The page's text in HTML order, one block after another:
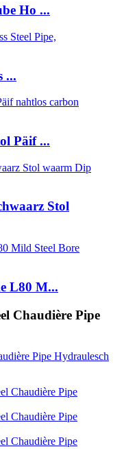
Ho ...
...
Päif ...
Stol
L80 M...
Chaudière Pipe